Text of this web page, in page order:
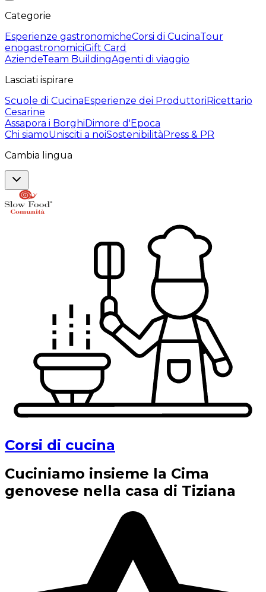
Categorie
Esperienze gastronomicheCorsi di CucinaTour
enogastronomiciGift Card
AziendeTeam BuildingAgenti di viaggio
Lasciati ispirare
Scuole di CucinaEsperienze dei ProduttoriRicettario
Cesarine
Assapora i BorghiDimore d'Epoca
Chi siamoUnisciti a noiSostenibilitàPress & PR
Cambia lingua
Corsi di cucina
Cuciniamo insieme la Cima
genovese nella casa di Tiziana